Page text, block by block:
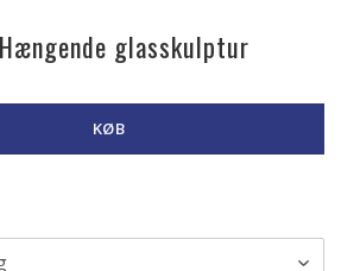
glasskulptur
KØB